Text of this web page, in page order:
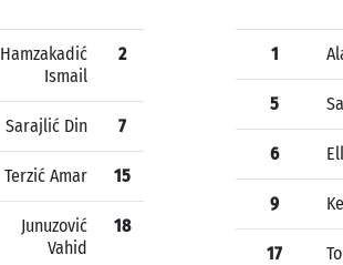
Hamzakadić
Ismail
2
Sarajlić Din 7
Terzić Amar 15
Junuzović
Vahid
18
1
5
6
9
17